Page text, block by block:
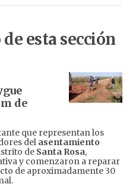
esta sección
de
que representan los
del asentamiento
de Santa Rosa,
y comenzaron a reparar
de aproximadamente 30